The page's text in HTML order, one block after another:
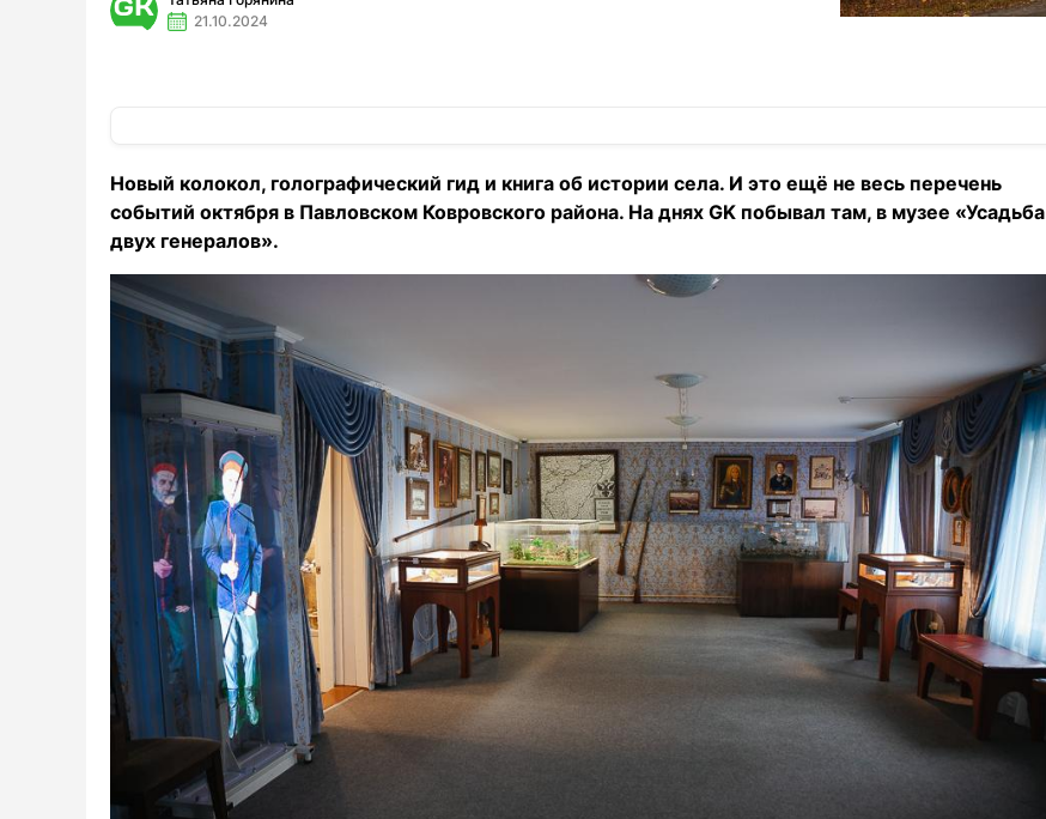
21.10.2024
Новый колокол, голографический гид и книга об истории села. И это ещё не весь перечень
событий октября в Павловском Ковровского района. На днях GK побывал там, в музее «Усадьба
двух генералов».